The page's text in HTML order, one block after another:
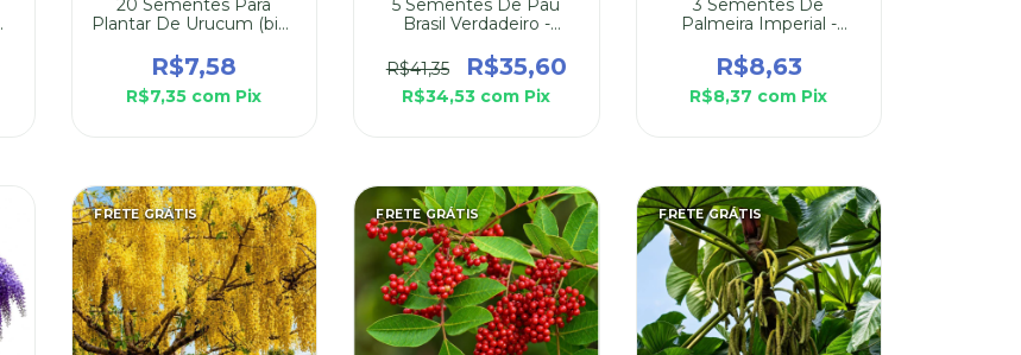
20 Sementes Para
Plantar De Urucum (bixa
R$7,58
R$7,35 com Pix
5 Sementes De Pau
Brasil Verdadeiro -
R$41,35
R$35,60
R$34,53 com Pix
3 Sementes De
Palmeira Imperial -
R$8,63
R$8,37 com Pix
FRETE GRÁTIS FRETE GRÁTIS FRETE GRÁTIS